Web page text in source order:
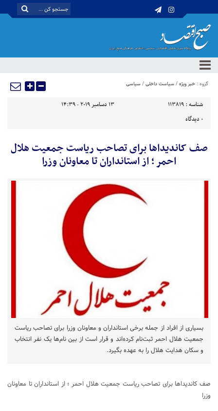
گروه : خبر ویژه/سیاست داخلی/سیاسی
شناسه : 113819
13 دسامبر 2019 - 14:39
0 دیدگاه
صف کاندیداها برای تصاحب ریاست جمعیت هلال
احمر ؛ از استانداران تا معاونان وزرا
بسیاری از افراد از جمله برخی استانداران و معاونان وزرا برای تصاحب ریاست
جمعیت هلال احمر ثبت‌نام کرده‌اند و قرار است از بین نام‌ها یک نفر انتخاب
و سکان هدایت هلال را به عهده بگیرد.
صف کاندیداها برای تصاحب ریاست جمعیت هلال احمر ؛ از استانداران تا معاونان
وزرا